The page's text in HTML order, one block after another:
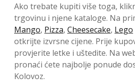
Ako trebate kupiti više toga,
trgovinu i njene kataloge. Na
Mango, Pizza, Cheesecake, Lego
otkrijte izvrsne cijene. Prije
provjerite letke i uštedite. Na
pronaći ćete najbolje ponude
Kolovoz.